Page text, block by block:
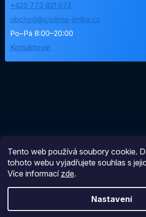
Tento web používá soubory cookie.
tohoto webu vyjadřujete souhlas s
Více informací zde.
Nastavení
+420 773 821 072
obchod@cistirna-jimka.cz
Po–Pá 8:00–20:00
Kontaktovat
Vytvořil Shoptet